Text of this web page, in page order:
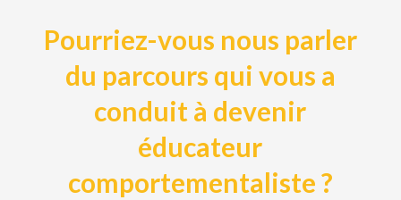
Pourriez-vous nous parler
du parcours qui vous a
conduit à devenir
éducateur
comportementaliste ?